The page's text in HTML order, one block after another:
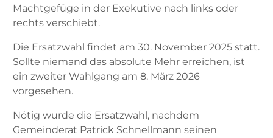
Machtgefüge in der Exekutive nach links oder
rechts verschiebt.
Die Ersatzwahl findet am 30. November 2025 statt.
Sollte niemand das absolute Mehr erreichen, ist
ein zweiter Wahlgang am 8. März 2026
vorgesehen.
Nötig wurde die Ersatzwahl, nachdem
Gemeinderat Patrick Schnellmann seinen